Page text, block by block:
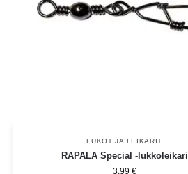
LUKOT JA LEIKARIT
RAPALA Special -lukkoleikari
3,99 €